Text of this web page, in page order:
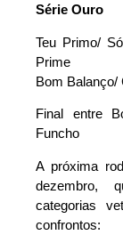
Série Ouro
Teu Primo/
Prime
Bom
Final entre
Funcho
A próxima
dezembro,
categorias
confrontos: